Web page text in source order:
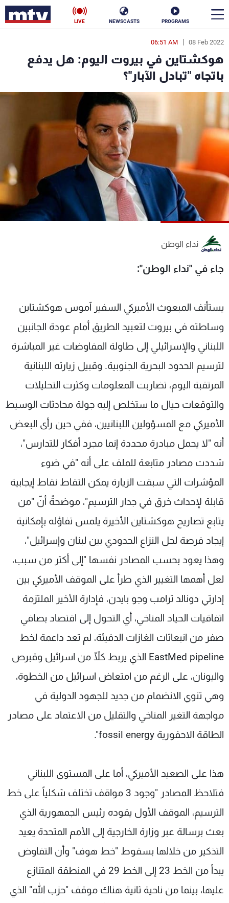
PROGRAMS
NEWSCASTS
LIVE
08 Feb 2022
06:51 AM
هوكشتاين في بيروت اليوم: هل يدفع
باتجاه "تبادل الآبار"؟
نداء الوطن
جاء في "نداء الوطن":
يستأنف المبعوث الأميركي السفير آموس هوكشتاين
وساطته في بيروت لتعبيد الطريق أمام عودة الجانبين
اللبناني والإسرائيلي إلى طاولة المفاوضات غير المباشرة
لترسيم الحدود البحرية الجنوبية. وقبيل زيارته اللبنانية
المرتقبة اليوم، تضاربت المعلومات وكثرت التحليلات
والتوقعات حيال ما ستخلص إليه جولة محادثات الوسيط
الأميركي مع المسؤولين اللبنانيين، ففي حين رأى البعض
أنه "لا يحمل مبادرة محددة إنما مجرد أفكار للتدارس"،
شددت مصادر متابعة للملف على أنه "في ضوء
المؤشرات التي سبقت الزيارة يمكن التقاط نقاط إيجابية
قابلة لإحداث خرق في جدار الترسيم"، موضحةً أنّ "من
يتابع تصاريح هوكشتاين الأخيرة يلمس تفاؤله بإمكانية
إيجاد فرصة لحل النزاع الحدودي بين لبنان وإسرائيل"،
وهذا يعود بحسب المصادر نفسها "إلى أكثر من سبب،
لعل أهمها التغيير الذي طرأ على الموقف الأميركي بين
إدارتي دونالد ترامب وجو بايدن، فإدارة الأخير الملتزمة
اتفاقيات الحياد المناخي، أي التحول إلى اقتصاد بصافي
صفر من انبعاثات الغازات الدفيئة، لم تعد داعمة لخط
EastMed pipeline الذي يربط كلّاً من اسرائيل وقبرص
واليونان، على الرغم من امتعاض اسرائيل من الخطوة،
وهي تنوي الانضمام من جديد للجهود الدولية في
مواجهة التغير المناخي والتقليل من الاعتماد على مصادر
الطاقة الاحفورية fossil energy".
هذا على الصعيد الأميركي، أما على المستوى اللبناني
فتلاحظ المصادر "وجود 3 مواقف تختلف شكلياً على خط
الترسيم، الموقف الأول يقوده رئيس الجمهورية الذي
بعث برسالة عبر وزارة الخارجية إلى الأمم المتحدة يعيد
التذكير من خلالها بسقوط "خط هوف" وأن التفاوض
يبدأ من الخط 23 إلى الخط 29 في المنطقة المتنازع
عليها، بينما من ناحية ثانية هناك موقف "حزب الله" الذي
en
الأخبار
سياسة ناس
فن
منوعات رياضة
كأس العالم
البرامج
شاهد البرامج
الترددات
لاعلاناتكم
شروط الإسـتخدام
سياسة الخصوصية